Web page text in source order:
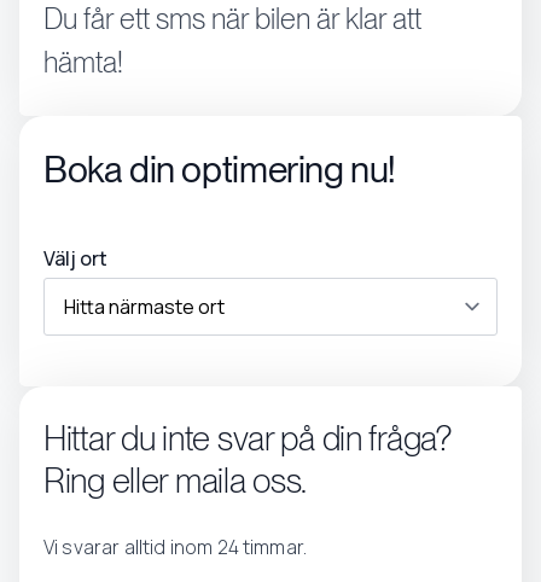
Du får ett sms när bilen är klar att
hämta!
Boka din optimering nu!
Välj ort
Hittar du inte svar på din fråga?
Ring eller maila oss.
Vi svarar alltid inom 24 timmar.